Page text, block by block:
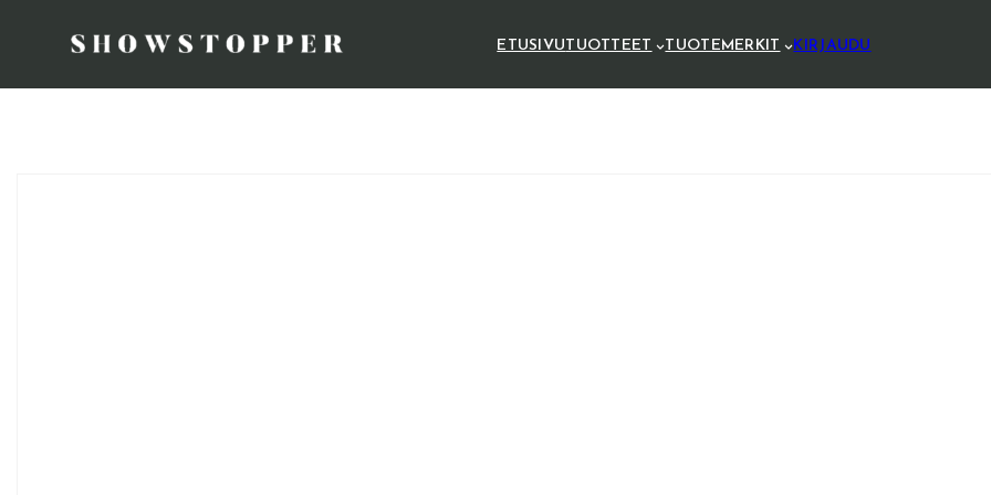
ETUSIVUTUOTTEET TUOTEMERKIT KIRJAUDU